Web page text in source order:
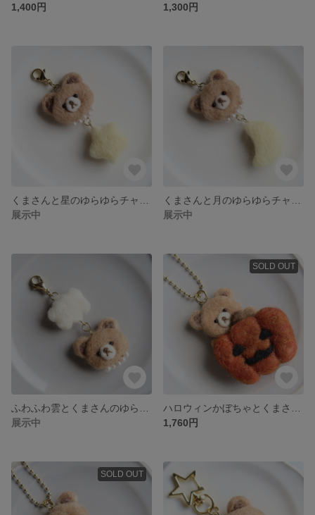
1,400円
1,300円
展示中
展示中
展示中
SOLD OUT
1,760円
SOLD OUT